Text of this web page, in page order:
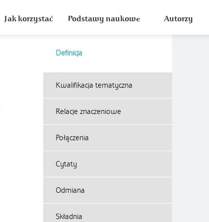
Jak korzystać Podstawy naukowe Autorzy
Definicja
Kwalifikacja tematyczna
Relacje znaczeniowe
Połączenia
Cytaty
Odmiana
Składnia